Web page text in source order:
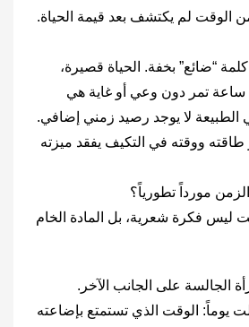
الوقت لم يكتشف بعد قيمة الحياة.
كلمة “ضائع” بخفة. الحياة قصيرة،
تمر دون وعي أو غاية هي
الطبيعة لا يوجد رصيد زمني إضافي.
طاقته ووقته في التكيف يفقد ميزته
مورداً تطورياً؟
ليس فكرة شعرية، بل المادة الخام
الجالسة على الجانب الآخر.
يوماً: الوقت الذي تستمتع بإضاعته